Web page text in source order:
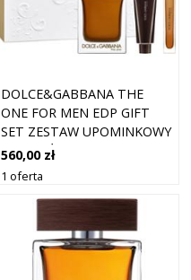
DOLCE&GABBANA THE
ONE FOR MEN EDP GIFT
SET ZESTAW UPOMINKOWY
DLA MĘŻCZYZN
560,00 zł
1 oferta